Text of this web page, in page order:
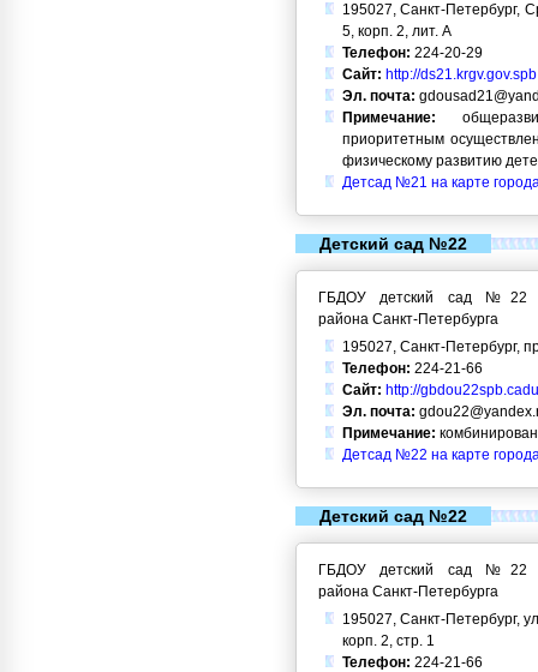
195027, Санкт-Петербург,
5, корп. 2, лит. А
Телефон: 224-20-29
Сайт: http://
Эл. почта:
Примечание:
приоритетным
физическому развитию
Детсад №21 на карте
Детский сад №22
ГБДОУ детский сад №22
района Санкт-Петербурга
195027, Санкт-Петербург,
Телефон: 224-21-66
Сайт: http://
Эл. почта:
Примечание:
Детсад №22 на карте
Детский сад №22
ГБДОУ детский сад №22
района Санкт-Петербурга
195027, Санкт-Петербург,
корп. 2, стр. 1
Телефон: 224-21-66